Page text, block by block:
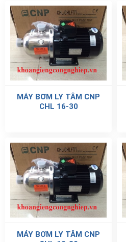
MÁY BƠM LY TÂM CNP
CHL 16-30
MÁY BƠM LY TÂM CNP